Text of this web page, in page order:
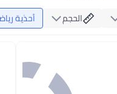
الحجم أحذية